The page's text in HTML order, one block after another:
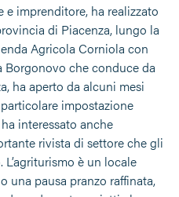
imprenditore, ha realizzato
di Piacenza, lungo la
Agricola Corniola con
Borgonovo che conduce da
ha aperto da alcuni mesi
impostazione
interessato anche
rivista di settore che gli
è un locale
una pausa pranzo raffinata,